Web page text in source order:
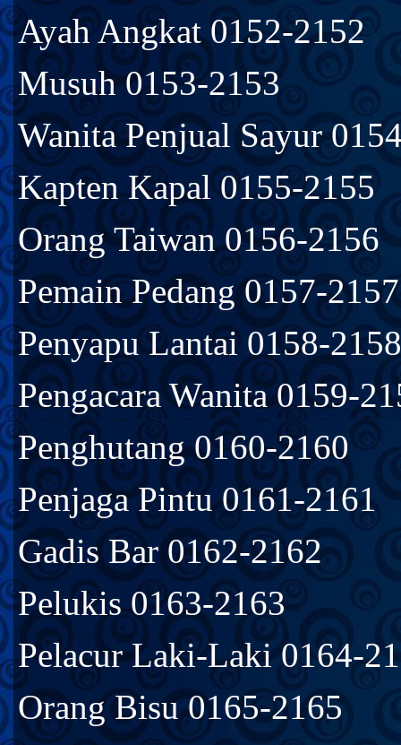
Ayah Angkat 0152-2152
Musuh 0153-2153
Wanita Penjual Sayur
Kapten Kapal 0155-2155
Orang Taiwan 0156-2156
Pemain Pedang 0157-2157
Penyapu Lantai 0158-2158
Pengacara Wanita 0159-
Penghutang 0160-2160
Penjaga Pintu 0161-2161
Gadis Bar 0162-2162
Pelukis 0163-2163
Pelacur Laki-Laki 0164-
Orang Bisu 0165-2165